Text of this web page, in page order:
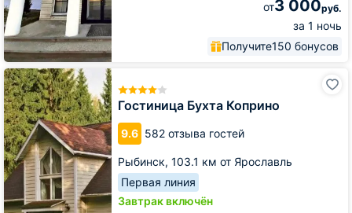
от3 000руб.
за 1 ночь
Получите150 бонусов
Гостиница Бухта Коприно
9.6 582 отзыва гостей
Рыбинск, 103.1 км от Ярославль
Первая линия
Завтрак включён
Гостиница
Бухта
Коприно